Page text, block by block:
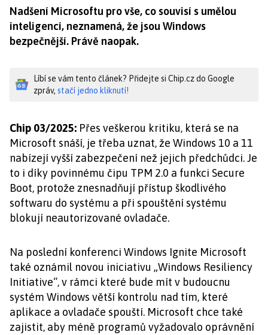
Nadšení Microsoftu pro vše, co souvisí s umělou
inteligencí, neznamená, že jsou Windows
bezpečnější. Právě naopak.
Líbí se vám tento článek? Přidejte si Chip.cz do Google
zpráv, stačí jedno kliknutí!
Chip 03/2025: Přes veškerou kritiku, která se na
Microsoft snáší, je třeba uznat, že Windows 10 a 11
nabízejí vyšší zabezpečení než jejich předchůdci. Je
to i díky povinnému čipu TPM 2.0 a funkci Secure
Boot, protože znesnadňují přístup škodlivého
softwaru do systému a při spouštění systému
blokují neautorizované ovladače.
Na poslední konferenci Windows Ignite Microsoft
také oznámil novou iniciativu „Windows Resiliency
Initiative“, v rámci které bude mít v budoucnu
systém Windows větší kontrolu nad tím, které
aplikace a ovladače spouští. Microsoft chce také
zajistit, aby méně programů vyžadovalo oprávnění